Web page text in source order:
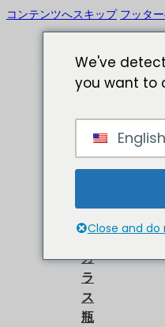
コンテンツへスキップ フッタ
ホ
ー
ム
い
て
ガ
ラ
ス
瓶
We've
you want to
English
Close and